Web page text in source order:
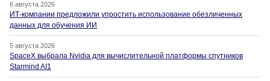
6 августа 2026
ИТ-компании предложили упростить использование обезличенных
данных для обучения ИИ
5 августа 2026
SpaceX выбрала Nvidia для вычислительной платформы спутников
Starmind AI1